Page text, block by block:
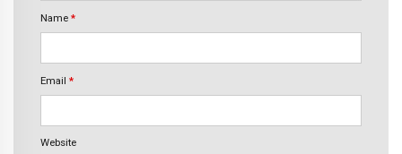
Name *
Email *
Website